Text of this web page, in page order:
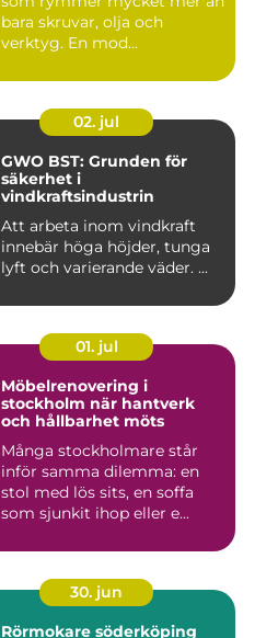
bara skruvar, olja och
verktyg. En mod...
02. jul
GWO BST: Grunden för
säkerhet i
vindkraftsindustrin
Att arbeta inom vindkraft
innebär höga höjder, tunga
lyft och varierande väder. ...
01. jul
Möbelrenovering i
stockholm när hantverk
och hållbarhet möts
Många stockholmare står
inför samma dilemma: en
stol med lös sits, en soffa
som sjunkit ihop eller e...
30. jun
Rörmokare söderköping